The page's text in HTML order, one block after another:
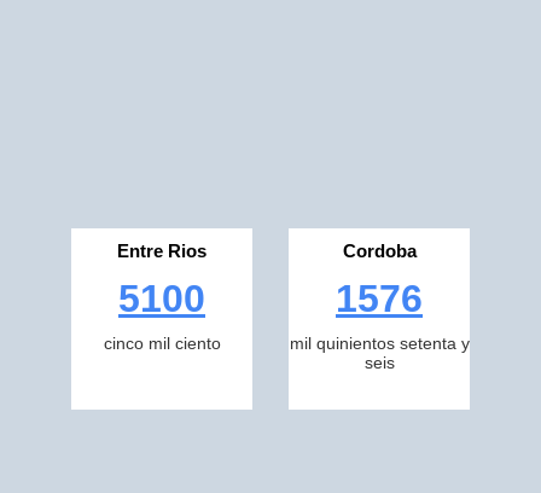
Entre Rios
5100
cinco mil ciento
Cordoba
1576
mil quinientos setenta y
seis